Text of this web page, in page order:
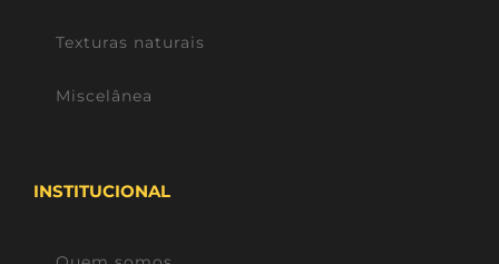
Texturas naturais
Miscelânea
INSTITUCIONAL